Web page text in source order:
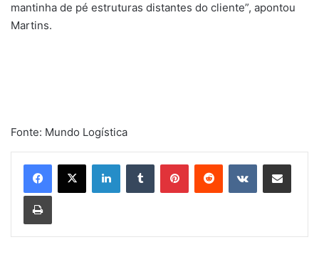
mantinha de pé estruturas distantes do cliente”, apontou
Martins.
Fonte: Mundo Logística
LinkedinTumblr PinterestReddit VK Compartilhar via e-mail
Imprimir